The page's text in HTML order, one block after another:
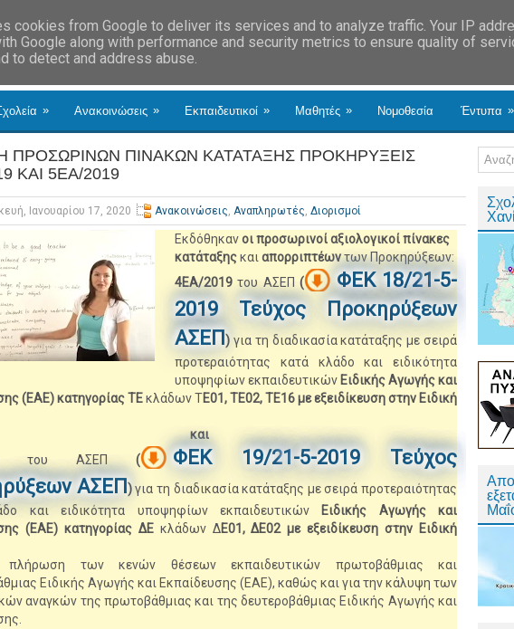
» Ανακοινώσεις » Εκπαιδευτικοί » Μαθητές » Νομοθεσία Έντυπα »
ΠΡΟΣΩΡΙΝΩΝ ΠΙΝΑΚΩΝ ΚΑΤΑΤΑΞΗΣ ΠΡΟΚΗΡΥΞΕΙΣ
ΚΑΙ 5ΕΑ/2019
Ιανουαρίου 17, 2020 Ανακοινώσεις, Αναπληρωτές, Διορισμοί
Εκδόθηκανοιπροσωρινοί αξιολογικοί πίνακες
κατάταξηςκαι απορριπτέωντων Προκηρύξεων:
4ΕΑ/2019 του ΑΣΕΠ ( ΦΕΚ 18/21 -5-
2019 Τεύχος Προκηρύξεων
ΑΣΕΠ ) για τη διαδικασία κατάταξης με σειρά
προτεραιότητας κατά κλάδο και ειδικότητα
υποψηφίων εκπαιδευτικών Ειδικής Αγωγής και
(ΕΑΕ)κατηγορίας ΤΕκλάδων ΤΕ01,ΤΕ02,ΤΕ16με εξειδίκευση στην Ειδική
και
του ΑΣΕΠ ( ΦΕΚ 19/21 -5-2019 Τεύχος
ΑΣΕΠ )για τη διαδικασία κατάταξης με σειρά προτεραιότητας
και ειδικότητα υποψηφίων εκπαιδευτικών
Ειδικής Αγωγής και
(ΕΑΕ) κατηγορίας ΔΕκλάδων ΔΕ01, ΔΕ02 με εξειδίκευση στην Ειδική
των κενών θέσεων εκπαιδευτικών πρωτοβάθμιας και
Ειδικής Αγωγής και Εκπαίδευσης (ΕΑΕ), καθώς και για την κάλυψη των
αναγκών της πρωτοβάθμιας και της δευτεροβάθμιας Ειδικής Αγωγής και
cookies from Google to deliver its services and to analyze traffic. Your IP
Google along with performance and security metrics to ensure quality of
to detect and address abuse.